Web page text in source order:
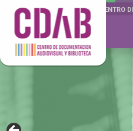
DOCUMENTA DRAMÁTICAS CENTRO